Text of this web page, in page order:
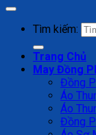
Tìm kiếm:
Trang Chủ
May Đồng
Đồng
Áo
Áo
Đồng